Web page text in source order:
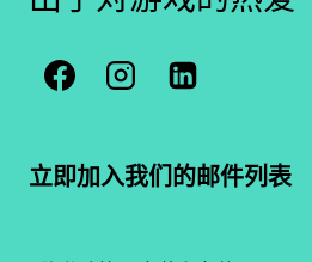
立即加入我们的邮件列表